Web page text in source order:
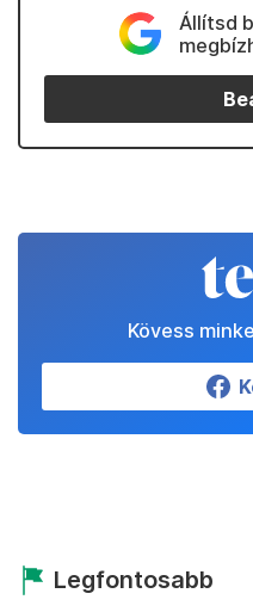
Állítsd
Kövess
Legfontosabb